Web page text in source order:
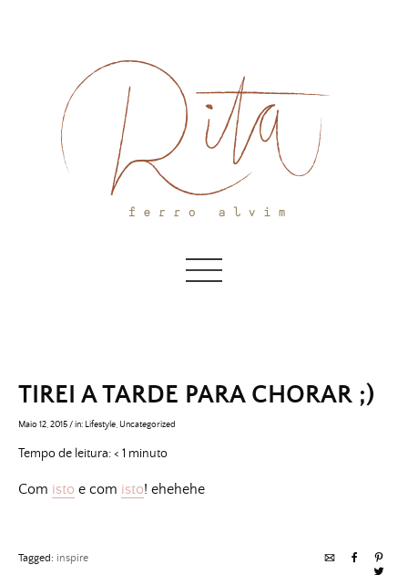
TIREI A TARDE PARA CHORAR ;)
Maio 12, 2015/in: Lifestyle Uncategorized
Tempo de leitura:< 1 minuto
Com isto e com isto! ehehehe
Tagged: inspire